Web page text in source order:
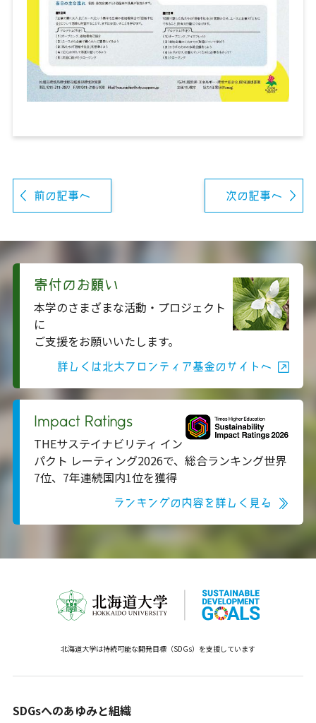
前の記事へ 次の記事へ
寄付のお願い
本学のさまざまな活動・プロジェクト
に
ご支援をお願いいたします。
詳しくは北大フロンティア基金のサイトへ
Impact Ratings
THEサステイナビリティ イン
パクト レーティング2026で、総合ランキング世界
7位、7年連続国内1位を獲得
ランキングの内容を詳しく見る
北海道大学は持続可能な開発目標（SDGs）を支援しています
SDGsへのあゆみと組織 ​